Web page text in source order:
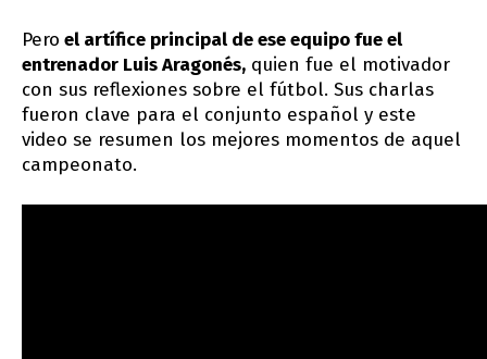
Pero el artífice principal de ese equipo fue el
entrenador Luis Aragonés, quien fue el motivador
con sus reflexiones sobre el fútbol. Sus charlas
fueron clave para el conjunto español y este
video se resumen los mejores momentos de aquel
campeonato.